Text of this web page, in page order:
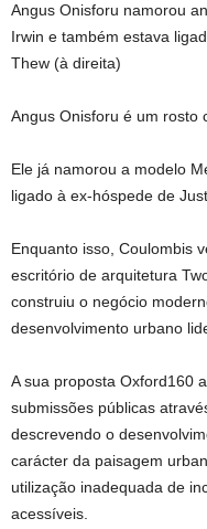
Angus Onisforu namorou
Irwin e também estava
Thew (à direita)
Angus Onisforu é um rosto
Ele já namorou a modelo
ligado à ex-hóspede de
Enquanto isso, Coulombis
escritório de arquitetura
construiu o negócio
desenvolvimento urbano
A sua proposta Oxford160
submissões públicas
descrevendo o
carácter da paisagem
utilização inadequada de
acessíveis.